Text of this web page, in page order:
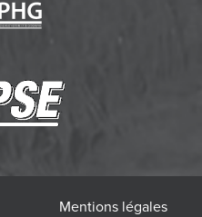
Mentions légales